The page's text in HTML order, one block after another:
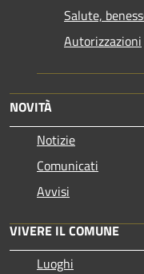
Salute,
Autorizzazioni
NOVITÀ
Notizie
Comunicati
Avvisi
VIVERE IL COMUNE
Luoghi